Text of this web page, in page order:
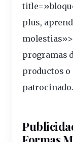
plus,
programas
productos
patrocinado.